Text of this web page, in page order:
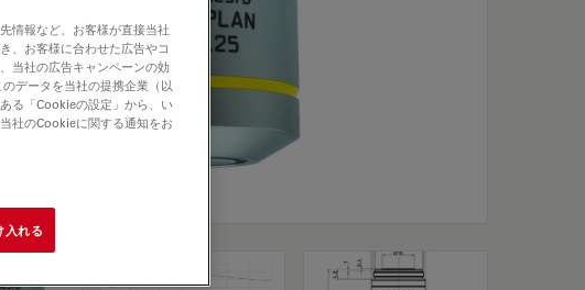
情報など、お客様が直接当社
、お客様に合わせた広告やコ
当社の広告キャンペーンの効
データを当社の提携企業（以
る「Cookieの設定」から、い
社のCookieに関する通知をお
れる